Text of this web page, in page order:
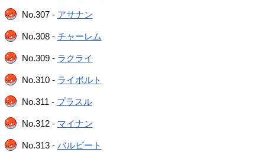
No.307 - アサナン
No.308 - チャーレム
No.309 - ラクライ
No.310 - ライボルト
No.311 - プラスル
No.312 - マイナン
No.313 - バルビート